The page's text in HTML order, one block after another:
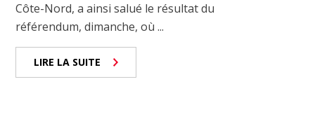
Côte-Nord, a ainsi salué le résultat du
référendum, dimanche, où ...
LIRE LA SUITE